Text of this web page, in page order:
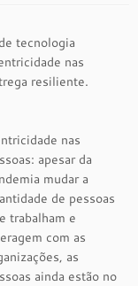
tecnologia
nas
resiliente.
nas
apesar da
mudar a
de pessoas
trabalham e
com as
as
ainda estão no